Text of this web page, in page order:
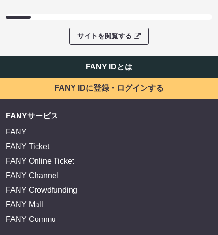
サイトを閲覧する
FANY IDとは
FANY IDに登録・ログインする
FANYサービス
FANY
FANY Ticket
FANY Online Ticket
FANY Channel
FANY Crowdfunding
FANY Mall
FANY Commu